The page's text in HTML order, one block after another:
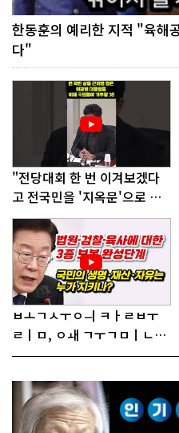
한동훈의 예리한 지적 "육해
다"
"전당대회 한 번 이겨보겠다
고 전국민을 '지옥문'으로 밀
어!"
ㅂㅗㄱㅅㅜㅇㅢ ㅋㅏㄹㅂㅜ
ㄹㅣㅁ, ㅇㅙ ㄱㅜㄱㅁㅣㄴㄷ
ㅡㄹㅇㅣ ㄷㅏㅇㅎㅐㅇㅑ ㅎ